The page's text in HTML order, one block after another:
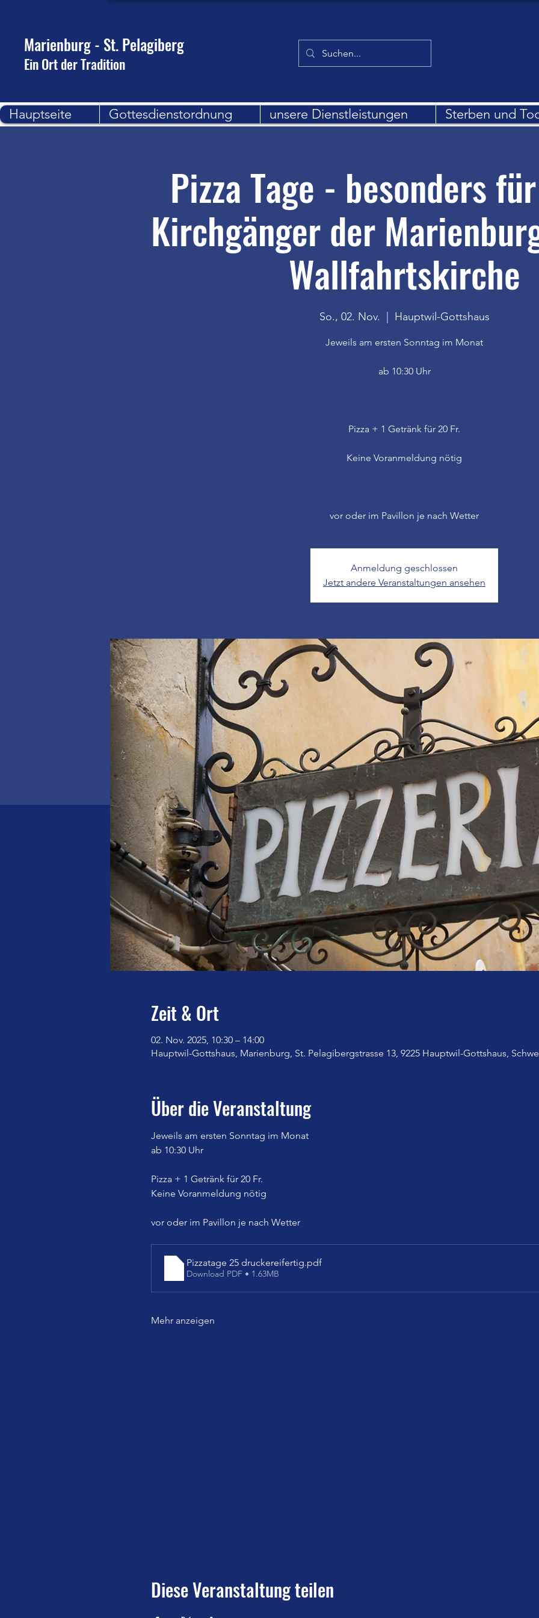
Marienburg - St. Pelagiberg
Ein Ort der Tradition
Hauptseite Gottesdienstordnung unsere Dienstleistungen Sterben und
Pizza Tage - besonders
Kirchgänger der
Wallfahrtskirche
So., 02. Nov.
  |
Hauptwil-Gottshaus
Jeweils am ersten Sonntag im Monat
ab 10:30 Uhr
Pizza + 1 Getränk für 20 Fr.
Keine Voranmeldung nötig
vor oder im Pavillon je nach Wetter
Anmeldung geschlossen
Jetzt andere Veranstaltungen ansehen
Zeit & Ort
02. Nov. 2025, 10:30 – 14:00
Hauptwil-Gottshaus, Marienburg, St. Pelagibergstrasse 13, 9225 Hauptwil-Gottshaus,
Über die Veranstaltung
Jeweils am ersten Sonntag im Monat
ab 10:30 Uhr
Pizza + 1 Getränk für 20 Fr.
Keine Voranmeldung nötig
vor oder im Pavillon je nach Wetter
Pizzatage 25 druckereifertig.pdf
Download PDF • 1.63MB
Mehr anzeigen
Diese Veranstaltung teilen